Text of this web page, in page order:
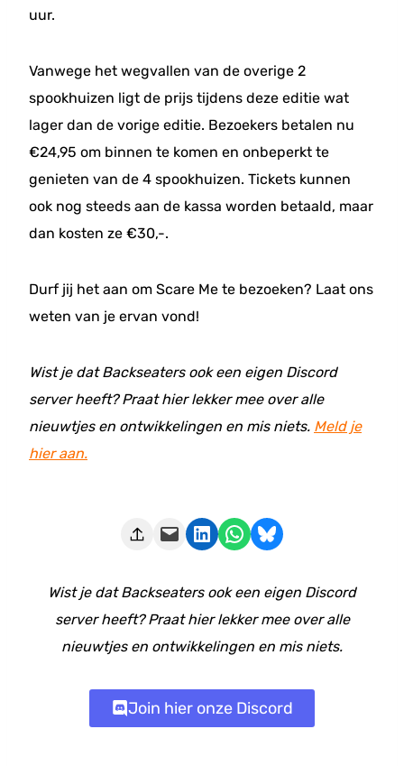
uur.
Vanwege het wegvallen van de overige 2
spookhuizen ligt de prijs tijdens deze editie wat
lager dan de vorige editie. Bezoekers betalen nu
€24,95 om binnen te komen en onbeperkt te
genieten van de 4 spookhuizen. Tickets kunnen
ook nog steeds aan de kassa worden betaald, maar
dan kosten ze €30,-.
Durf jij het aan om Scare Me te bezoeken? Laat ons
weten van je ervan vond!
Wist je dat Backseaters ook een eigen Discord
server heeft? Praat hier lekker mee over alle
nieuwtjes en ontwikkelingen en mis niets. Meld je
hier aan.
Deze pagina e-mailen Delen op LinkedIn Delen via WhatsApp Share on Bluesky
Wist je dat Backseaters ook een eigen Discord
server heeft? Praat hier lekker mee over alle
nieuwtjes en ontwikkelingen en mis niets.
Join hier onze Discord